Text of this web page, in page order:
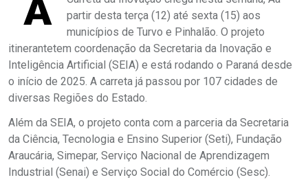
A
partir desta terça (12) até sexta (15) aos
municípios de Turvo e Pinhalão. O projeto
itinerantetem coordenação da Secretaria da Inovação e
Inteligência Artificial (SEIA) e está rodando o Paraná desde
o início de 2025. A carreta já passou por 107 cidades de
diversas Regiões do Estado.
Além da SEIA, o projeto conta com a parceria da Secretaria
da Ciência, Tecnologia e Ensino Superior (Seti), Fundação
Araucária, Simepar, Serviço Nacional de Aprendizagem
Industrial (Senai) e Serviço Social do Comércio (Sesc).